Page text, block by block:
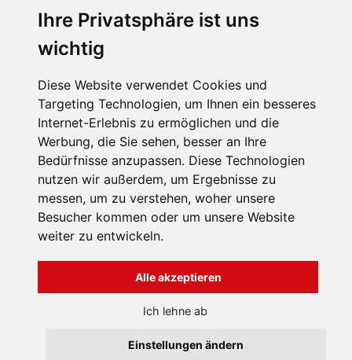
Ihre Privatsphäre ist uns
wichtig
Diese Website verwendet Cookies und
Targeting Technologien, um Ihnen ein besseres
Internet-Erlebnis zu ermöglichen und die
Werbung, die Sie sehen, besser an Ihre
Bedürfnisse anzupassen. Diese Technologien
nutzen wir außerdem, um Ergebnisse zu
messen, um zu verstehen, woher unsere
Besucher kommen oder um unsere Website
weiter zu entwickeln.
Alle akzeptieren
Ich lehne ab
Einstellungen ändern
0.12
0.10
600 °C
0.18 0.17
0.16
800 °C
0.27
1000 °C
0.43
Klasifikační teplota neslouží jako definice provozního limitu
těchto výrobků, zejména, je-li faktorem dlouhodobá fyzikální
nebo rozměrová stabilita. Kde bylo možné, jsou údaje o
fyzikálních vlastnostech a tepelné vodivosti měřeny dle ENV
1094-7.
INFORMATION
Geschäftsbedingungen
profesionální webové stránky: triangl web